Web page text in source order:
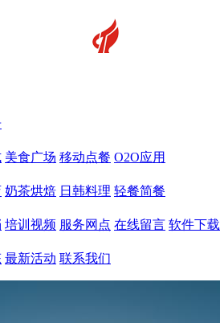
美食广场 移动点餐 O2O应用
奶茶烘焙 日韩料理 轻餐简餐
培训视频 服务网点 在线留言 软件下载
最新活动 联系我们